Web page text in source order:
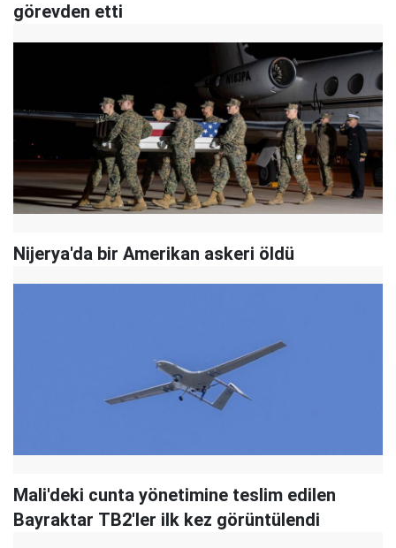
görevden etti
Nijerya'da bir Amerikan askeri öldü
Mali'deki cunta yönetimine teslim edilen
Bayraktar TB2'ler ilk kez görüntülendi